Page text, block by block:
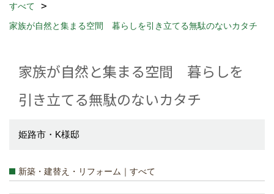
すべて
家族が自然と集まる空間 暮らしを引き立てる無駄のないカタチ
家族が自然と集まる空間 暮らしを
引き立てる無駄のないカタチ
姫路市・K様邸
新築・建替え・リフォーム｜すべて